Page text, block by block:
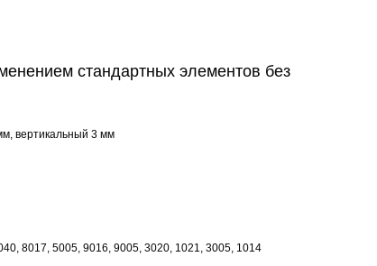
стандартных элементов без
вертикальный 3 мм
8017, 5005, 9016, 9005, 3020, 1021, 3005, 1014